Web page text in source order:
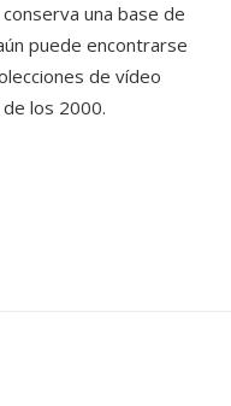
una base de
puede encontrarse
de vídeo
los 2000.